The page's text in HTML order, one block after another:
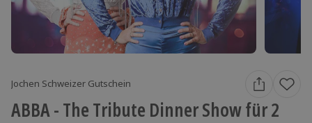
Jochen Schweizer Gutschein
ABBA - The Tribute Dinner Show für 2